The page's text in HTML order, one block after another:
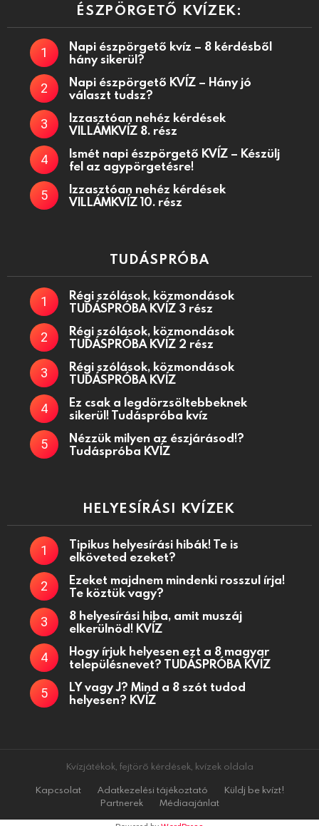
ÉSZPÖRGETŐ KVÍZEK:
Napi észpörgető kvíz – 8 kérdésből
hány sikerül?
Napi észpörgető KVÍZ – Hány jó
választ tudsz?
Izzasztóan nehéz kérdések
VILLÁMKVÍZ 8. rész
Ismét napi észpörgető KVÍZ – Készülj
fel az agypörgetésre!
Izzasztóan nehéz kérdések
VILLÁMKVÍZ 10. rész
TUDÁSPRÓBA
Régi szólások, közmondások
TUDÁSPRÓBA KVÍZ 3 rész
Régi szólások, közmondások
TUDÁSPRÓBA KVÍZ 2 rész
Régi szólások, közmondások
TUDÁSPRÓBA KVÍZ
Ez csak a legdörzsöltebbeknek
sikerül! Tudáspróba kvíz
Nézzük milyen az észjárásod!?
Tudáspróba KVÍZ
HELYESÍRÁSI KVÍZEK
Tipikus helyesírási hibák! Te is
elköveted ezeket?
Ezeket majdnem mindenki rosszul írja!
Te köztük vagy?
8 helyesírási hiba, amit muszáj
elkerülnöd! KVÍZ
Hogy írjuk helyesen ezt a 8 magyar
településnevet? TUDÁSPRÓBA KVÍZ
LY vagy J? Mind a 8 szót tudod
helyesen? KVÍZ
Kvízjátékok, fejtörő kérdések, kvízek oldala
Kapcsolat
Adatkezelési tájékoztató
Küldj be kvízt!
Partnerek
Médiaajánlat